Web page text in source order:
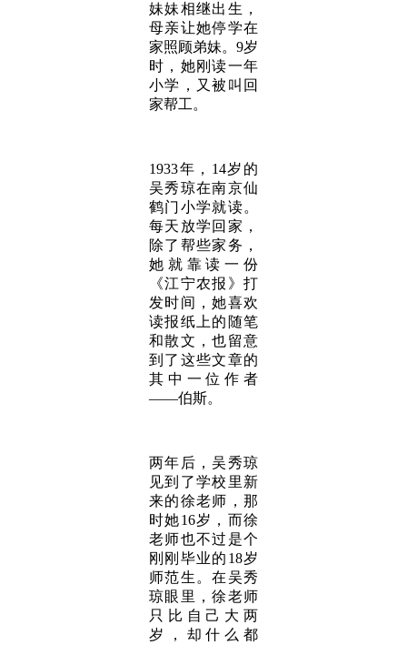
妹妹相继出生，
母亲让她停学在
家照顾弟妹。9岁
时，她刚读一年
小学，又被叫回
家帮工。
1933年，14岁的
吴秀琼在南京仙
鹤门小学就读。
每天放学回家，
除了帮些家务，
她就靠读一份
《江宁农报》打
发时间，她喜欢
读报纸上的随笔
和散文，也留意
到了这些文章的
其中一位作者
——伯斯。
两年后，吴秀琼
见到了学校里新
来的徐老师，那
时她16岁，而徐
老师也不过是个
刚刚毕业的18岁
师范生。在吴秀
琼眼里，徐老师
只比自己大两
岁，却什么都